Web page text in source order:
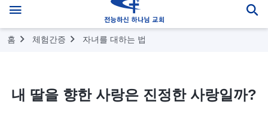
홈 체험간증 자녀를 대하는 법
내 딸을 향한 사랑은 진정한 사랑일까?